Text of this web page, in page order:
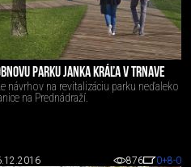
PARKU JANKA KRÁĽA V TRNAVE
návrhov na revitalizáciu parku neďaleko
na Prednádraží.
876 0+8-0